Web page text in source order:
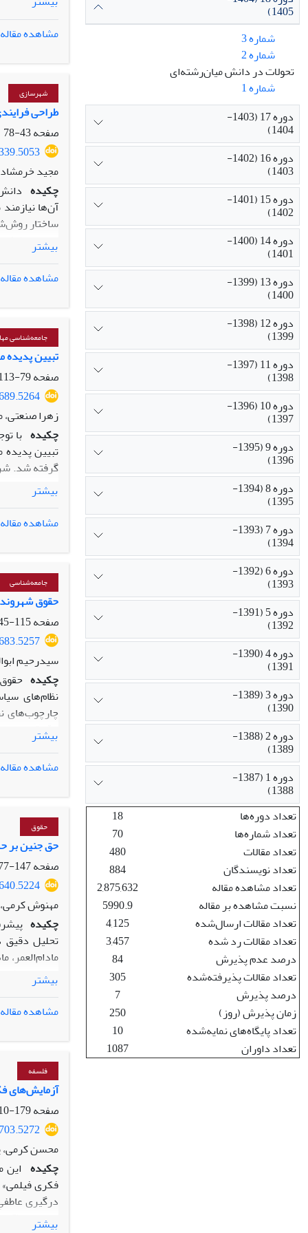
1405)
شماره 3
شماره 2
تحولات در دانش میان‌رشته‌ای
شماره 1
دوره 17 (1403-
1404)
دوره 16 (1402-
1403)
دوره 15 (1401-
1402)
دوره 14 (1400-
1401)
دوره 13 (1399-
1400)
دوره 12 (1398-
1399)
دوره 11 (1397-
1398)
دوره 10 (1396-
1397)
دوره 9 (1395-
1396)
دوره 8 (1394-
1395)
دوره 7 (1393-
1394)
دوره 6 (1392-
1393)
دوره 5 (1391-
1392)
دوره 4 (1390-
1391)
دوره 3 (1389-
1390)
دوره 2 (1388-
1389)
دوره 1 (1387-
1388)
تعداد دوره‌ها
18
تعداد شماره‌ها
70
تعداد مقالات
480
تعداد نویسندگان
884
تعداد مشاهده مقاله
2,875,632
نسبت مشاهده بر مقاله
5990.9
تعداد مقالات ارسال‌شده
4,125
تعداد مقالات رد شده
3,457
درصد عدم پذیرش
84
تعداد مقالات پذیرفته‌شده
305
درصد پذیرش
7
زمان پذیرش (روز)
250
تعداد پایگاه‌های نمایه‌شده
10
تعداد داوران
1087
غیراحتمالی
پیشران‌های
اساس،
به روش شبکه
یادگیری
تبدیل
نقش انسان،
واقعی در
با احتیاط،
مشاهده مقاله
شهرسازی
طراحی
صفحه43-78
مجید
چکیده
آن‌ها
ساختار
مقاله
حوزهٔ
میان‌دانشی
این پژوهش
«مطالعات
4)
به
بیشتر
مشاهده مقاله
جامعه‌شناسی
تبیین پدیده
صفحه79-113
زهرا
چکیده با
تبیین
گرفته شد.
مهندسی
رسیدن به
اساس
داده‌بنیاد
در شرایط
توسعه‌ای
بیشتر
مشاهده مقاله
جامعه‌شناسی
حقوق
صفحه115-145
سیدرحیم
چکیده
چارچوب‌های
نصّ قانون
است:
استنتاج
سیاسی،
شهروندی و
پژوهش
شفاف و
توسعه سیاسی
بیشتر
مشاهده مقاله
حقوق
حق جنین بر
صفحه147-177
مهنوش
چکیده
تحلیل دقیق
داده‌های
اجتماعی،
بررسی
خلأهای
مبانی فقهی
بین‌المللی
مطالعه
اتحادیه
که اصول
برای حمایت
از داده‌های
منع تبعیض
می‌توان به
یافت. در
کمینه‌سازی
می‌شود.
بیشتر
مشاهده مقاله
فلسفه
آزمایش‌های
صفحه179-210
محسن کرمی،
چکیده این
فکری فیلمی»
درگیری
مرزی
بیشتر